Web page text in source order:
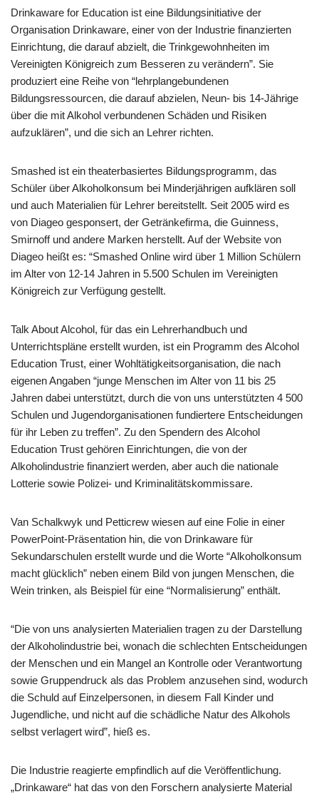
Drinkaware for Education ist eine Bildungsinitiative der
Organisation Drinkaware, einer von der Industrie finanzierten
Einrichtung, die darauf abzielt, die Trinkgewohnheiten im
Vereinigten Königreich zum Besseren zu verändern”. Sie
produziert eine Reihe von “lehrplangebundenen
Bildungsressourcen, die darauf abzielen, Neun- bis 14-Jährige
über die mit Alkohol verbundenen Schäden und Risiken
aufzuklären”, und die sich an Lehrer richten.
Smashed ist ein theaterbasiertes Bildungsprogramm, das
Schüler über Alkoholkonsum bei Minderjährigen aufklären soll
und auch Materialien für Lehrer bereitstellt. Seit 2005 wird es
von Diageo gesponsert, der Getränkefirma, die Guinness,
Smirnoff und andere Marken herstellt. Auf der Website von
Diageo heißt es: “Smashed Online wird über 1 Million Schülern
im Alter von 12-14 Jahren in 5.500 Schulen im Vereinigten
Königreich zur Verfügung gestellt.
Talk About Alcohol, für das ein Lehrerhandbuch und
Unterrichtspläne erstellt wurden, ist ein Programm des Alcohol
Education Trust, einer Wohltätigkeitsorganisation, die nach
eigenen Angaben “junge Menschen im Alter von 11 bis 25
Jahren dabei unterstützt, durch die von uns unterstützten 4 500
Schulen und Jugendorganisationen fundiertere Entscheidungen
für ihr Leben zu treffen”. Zu den Spendern des Alcohol
Education Trust gehören Einrichtungen, die von der
Alkoholindustrie finanziert werden, aber auch die nationale
Lotterie sowie Polizei- und Kriminalitätskommissare.
Van Schalkwyk und Petticrew wiesen auf eine Folie in einer
PowerPoint-Präsentation hin, die von Drinkaware für
Sekundarschulen erstellt wurde und die Worte “Alkoholkonsum
macht glücklich” neben einem Bild von jungen Menschen, die
Wein trinken, als Beispiel für eine “Normalisierung” enthält.
“Die von uns analysierten Materialien tragen zu der Darstellung
der Alkoholindustrie bei, wonach die schlechten Entscheidungen
der Menschen und ein Mangel an Kontrolle oder Verantwortung
sowie Gruppendruck als das Problem anzusehen sind, wodurch
die Schuld auf Einzelpersonen, in diesem Fall Kinder und
Jugendliche, und nicht auf die schädliche Natur des Alkohols
selbst verlagert wird”, hieß es.
Die Industrie reagierte empfindlich auf die Veröffentlichung.
„Drinkaware“ hat das von den Forschern analysierte Material